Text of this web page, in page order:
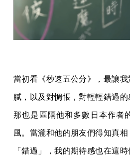
當初看《秒速五公分》，最讓
膩，以及對惆悵，對輕輕錯過的
那也是區隔他和多數日本作者
風。當瀧和他的朋友們得知真
「錯過」，我的期待感也在這